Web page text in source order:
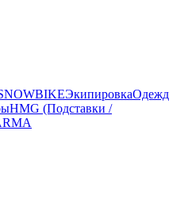
Экипировка
HMG (Подставки /